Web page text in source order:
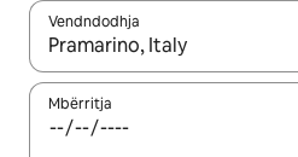
Vendndodhja
Kur rezultatet të jenë të
Mbërritja